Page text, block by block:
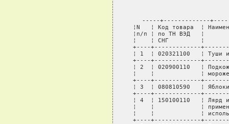
-----+-------------
¦N   ¦ Код товара  ¦
¦п/п ¦ по ТН ВЭД
¦    ¦ СНГ         ¦
+----+-------------
¦ 1  ¦ 020321100   ¦ Туши и
+----+-------------
¦ 2  ¦ 020900110   ¦
¦    ¦             ¦
+----+-------------
¦ 3  ¦ 080810590   ¦
+----+-------------
¦ 4  ¦ 150100110   ¦ Лярд и
¦    ¦             ¦
¦    ¦             ¦
+----+-------------